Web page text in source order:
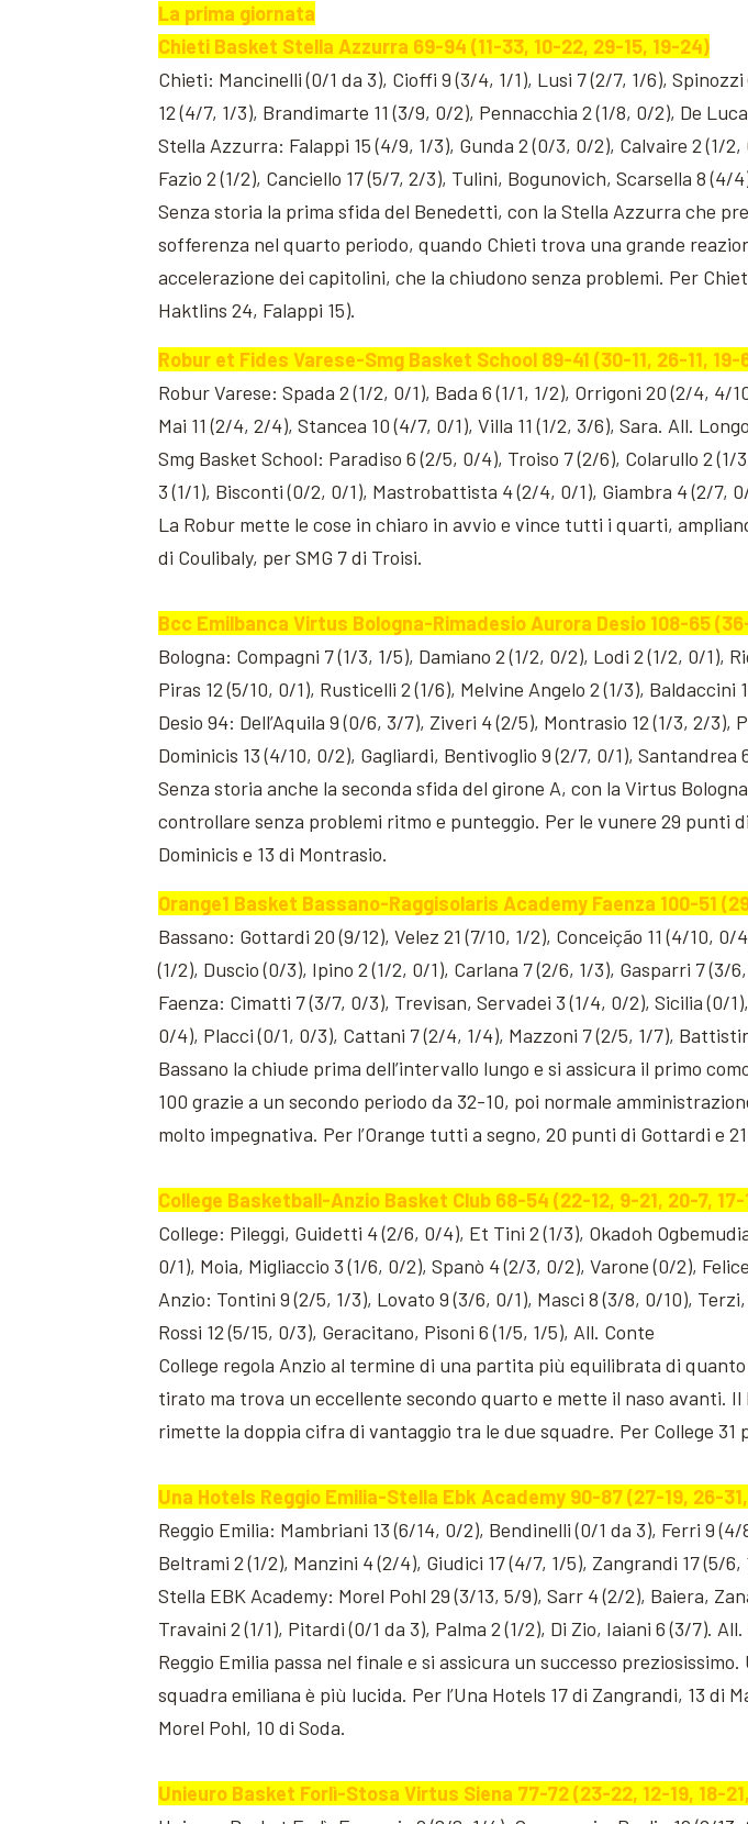
La prima giornata
Chieti Basket Stella Azzurra 69-94 (11-33, 10-22, 29-15, 19-24)
Chieti: Mancinelli (0/1 da 3), Cioffi 9 (3/4, 1/1), Lusi 7 (2/7, 1/6),
12 (4/7, 1/3), Brandimarte 11 (3/9, 0/2), Pennacchia 2 (1/8, 0/2), De
Stella Azzurra: Falappi 15 (4/9, 1/3), Gunda 2 (0/3, 0/2), Calvaire 2 (1/
Fazio 2 (1/2), Canciello 17 (5/7, 2/3), Tulini, Bogunovich, Scarsella 8
Senza storia la prima sfida del Benedetti, con la Stella Azzurra che
sofferenza nel quarto periodo, quando Chieti trova una grande
accelerazione dei capitolini, che la chiudono senza problemi. Per
Haktlins 24, Falappi 15).
Robur et Fides Varese-Smg Basket School 89-41 (30-11, 26-11, 19-
Robur Varese: Spada 2 (1/2, 0/1), Bada 6 (1/1, 1/2), Orrigoni 20 (2/4,
Mai 11 (2/4, 2/4), Stancea 10 (4/7, 0/1), Villa 11 (1/2, 3/6), Sara. All.
Smg Basket School: Paradiso 6 (2/5, 0/4), Troiso 7 (2/6), Colarullo 2
3 (1/1), Bisconti (0/2, 0/1), Mastrobattista 4 (2/4, 0/1), Giambra 4 (2/7,
La Robur mette le cose in chiaro in avvio e vince tutti i quarti,
di Coulibaly, per SMG 7 di Troisi.
Bcc Emilbanca Virtus Bologna-Rimadesio Aurora Desio 108-65
Bologna: Compagni 7 (1/3, 1/5), Damiano 2 (1/2, 0/2), Lodi 2 (1/2, 0/1),
Piras 12 (5/10, 0/1), Rusticelli 2 (1/6), Melvine Angelo 2 (1/3),
Desio 94: Dell’Aquila 9 (0/6, 3/7), Ziveri 4 (2/5), Montrasio 12 (1/3, 2/
Dominicis 13 (4/10, 0/2), Gagliardi, Bentivoglio 9 (2/7, 0/1),
Senza storia anche la seconda sfida del girone A, con la Virtus
controllare senza problemi ritmo e punteggio. Per le vunere 29 punti
Dominicis e 13 di Montrasio.
Orange1 Basket Bassano-Raggisolaris Academy Faenza 100-51
Bassano: Gottardi 20 (9/12), Velez 21 (7/10, 1/2), Conceição 11 (4/10,
(1/2), Duscio (0/3), Ipino 2 (1/2, 0/1), Carlana 7 (2/6, 1/3), Gasparri 7 (3/
Faenza: Cimatti 7 (3/7, 0/3), Trevisan, Servadei 3 (1/4, 0/2), Sicilia (0/
0/4), Placci (0/1, 0/3), Cattani 7 (2/4, 1/4), Mazzoni 7 (2/5, 1/7),
Bassano la chiude prima dell’intervallo lungo e si assicura il primo
100 grazie a un secondo periodo da 32-10, poi normale
molto impegnativa. Per l’Orange tutti a segno, 20 punti di Gottardi e
College Basketball-Anzio Basket Club 68-54 (22-12, 9-21, 20-7, 17-
College: Pileggi, Guidetti 4 (2/6, 0/4), Et Tini 2 (1/3), Okadoh
0/1), Moia, Migliaccio 3 (1/6, 0/2), Spanò 4 (2/3, 0/2), Varone (0/2),
Anzio: Tontini 9 (2/5, 1/3), Lovato 9 (3/6, 0/1), Masci 8 (3/8, 0/10),
Rossi 12 (5/15, 0/3), Geracitano, Pisoni 6 (1/5, 1/5), All. Conte
College regola Anzio al termine di una partita più equilibrata di
tirato ma trova un eccellente secondo quarto e mette il naso avanti.
rimette la doppia cifra di vantaggio tra le due squadre. Per College
Una Hotels Reggio Emilia-Stella Ebk Academy 90-87 (27-19, 26-
Reggio Emilia: Mambriani 13 (6/14, 0/2), Bendinelli (0/1 da 3), Ferri 9
Beltrami 2 (1/2), Manzini 4 (2/4), Giudici 17 (4/7, 1/5), Zangrandi 17 (5/
Stella EBK Academy: Morel Pohl 29 (3/13, 5/9), Sarr 4 (2/2), Baiera,
Travaini 2 (1/1), Pitardi (0/1 da 3), Palma 2 (1/2), Di Zio, Iaiani 6 (3/7).
Reggio Emilia passa nel finale e si assicura un successo
squadra emiliana è più lucida. Per l’Una Hotels 17 di Zangrandi, 13 di
Morel Pohl, 10 di Soda.
Unieuro Basket Forlì-Stosa Virtus Siena 77-72 (23-22, 12-19, 18-